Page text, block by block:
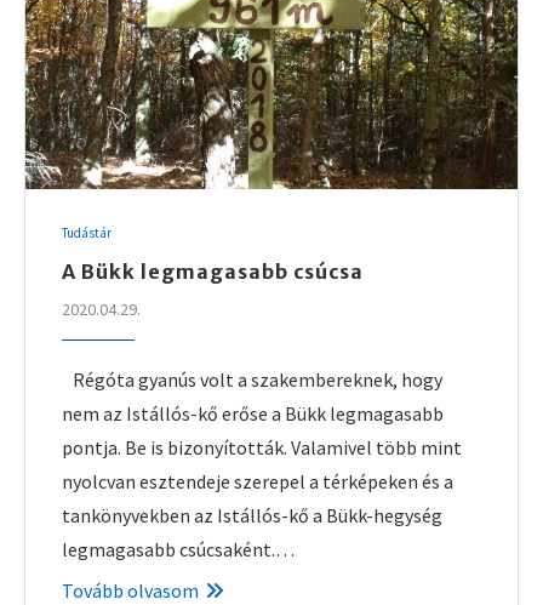
Tudástár
A Bükk legmagasabb csúcsa
2020.04.29.
Régóta gyanús volt a szakembereknek, hogy
nem az Istállós-kő erőse a Bükk legmagasabb
pontja. Be is bizonyították. Valamivel több mint
nyolcvan esztendeje szerepel a térképeken és a
tankönyvekben az Istállós-kő a Bükk-hegység
legmagasabb csúcsaként.…
Tovább olvasom